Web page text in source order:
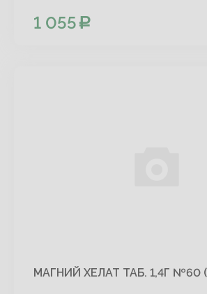
1 055
МАГНИЙ ХЕЛАТ ТАБ. 1,4Г №60